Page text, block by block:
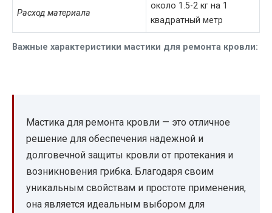
Важные характеристики мастики для ремонта кровли:
Расход материала
около 1.5-2 кг на 1
квадратный метр
Мастика для ремонта кровли — это отличное
решение для обеспечения надежной и
долговечной защиты кровли от протекания и
возникновения грибка. Благодаря своим
уникальным свойствам и простоте применения,
она является идеальным выбором для